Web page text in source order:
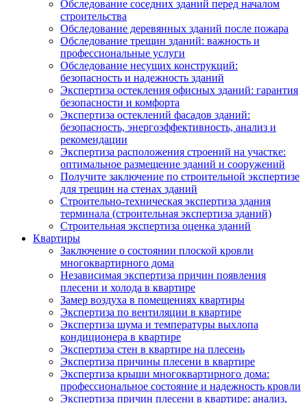
Обследование соседних зданий перед началом
строительства
Обследование деревянных зданий после пожара
Обследование трещин зданий: важность и
профессиональные услуги
Обследование несущих конструкций:
безопасность и надежность зданий
Экспертиза остекления офисных зданий: гарантия
безопасности и комфорта
Экспертиза остеклений фасадов зданий:
безопасность, энергоэффективность, анализ и
рекомендации
Экспертиза расположения строений на участке:
оптимальное размещение зданий и сооружений
Получите заключение по строительной экспертизе
для трещин на стенах зданий
Строительно-техническая экспертиза здания
терминала (строительная экспертиза зданий)
Строительная экспертиза оценка зданий
Квартиры
Заключение о состоянии плоской кровли
многоквартирного дома
Независимая экспертиза причин появления
плесени и холода в квартире
Замер воздуха в помещениях квартиры
Экспертиза по вентиляции в квартире
Экспертиза шума и температуры выхлопа
кондиционера в квартире
Экспертиза стен в квартире на плесень
Экспертиза причины плесени в квартире
Экспертиза крыши многоквартирного дома:
профессиональное состояние и надежность кровли
Экспертиза причин плесени в квартире: анализ,